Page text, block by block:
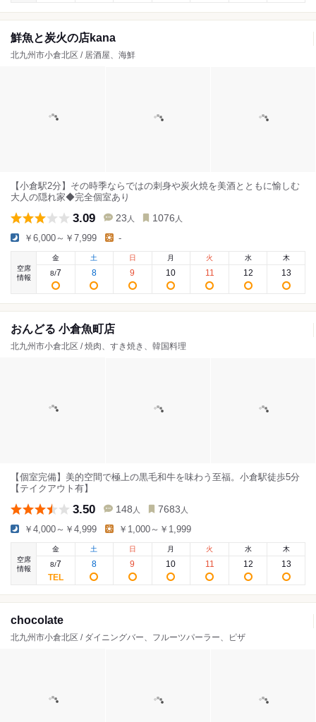
鮮魚と炭火の店kana
北九州市小倉北区 / 居酒屋、海鮮
【小倉駅2分】その時季ならではの刺身や炭火焼を美酒とともに愉しむ
大人の隠れ家◆完全個室あり
3.09 23 人 1076 人
￥6,000～￥7,999 -
空席
情報
金
8/7
土
8
日
9
月
10
火
11
水
12
木
13
おんどる 小倉魚町店
北九州市小倉北区 / 焼肉、すき焼き、韓国料理
【個室完備】美的空間で極上の黒毛和牛を味わう至福。小倉駅徒歩5分
【テイクアウト有】
3.50 148 人 7683 人
￥4,000～￥4,999 ￥1,000～￥1,999
空席
情報
金
8/7
土
8
日
9
月
10
火
11
水
12
木
13
chocolate
北九州市小倉北区 / ダイニングバー、フルーツパーラー、ピザ